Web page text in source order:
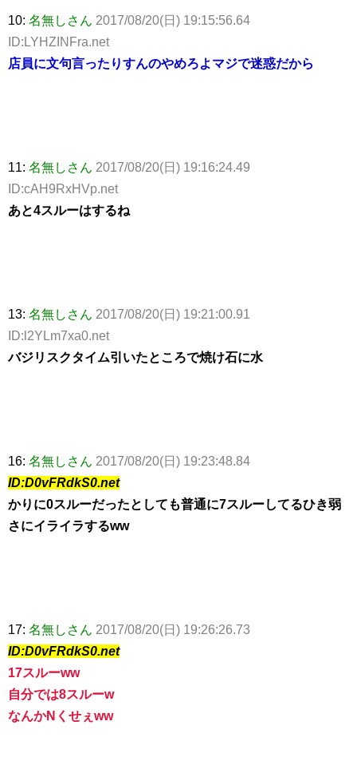
10: 名無しさん 2017/08/20(日) 19:15:56.64
ID:LYHZINFra.net
店員に文句言ったりすんのやめろよマジで迷惑だから
11: 名無しさん 2017/08/20(日) 19:16:24.49
ID:cAH9RxHVp.net
あと4スルーはするね
13: 名無しさん 2017/08/20(日) 19:21:00.91
ID:l2YLm7xa0.net
バジリスクタイム引いたところで焼け石に水
16: 名無しさん 2017/08/20(日) 19:23:48.84
ID:D0vFRdkS0.net
かりに0スルーだったとしても普通に7スルーしてるひき弱
さにイライラするww
17: 名無しさん 2017/08/20(日) 19:26:26.73
ID:D0vFRdkS0.net
17スルーww
自分では8スルーw
なんかNくせぇww